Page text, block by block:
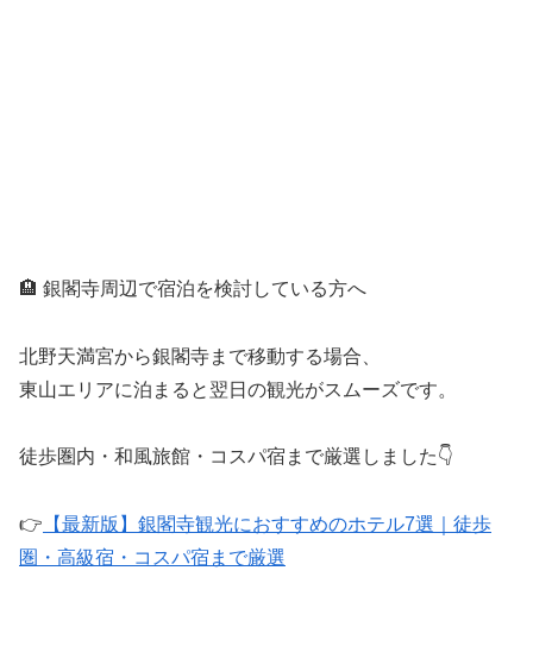
🏨 銀閣寺周辺で宿泊を検討している方へ
北野天満宮から銀閣寺まで移動する場合、
東山エリアに泊まると翌日の観光がスムーズです。
徒歩圏内・和風旅館・コスパ宿まで厳選しました👇
👉 【最新版】銀閣寺観光におすすめのホテル7選｜徒歩
圏・高級宿・コスパ宿まで厳選